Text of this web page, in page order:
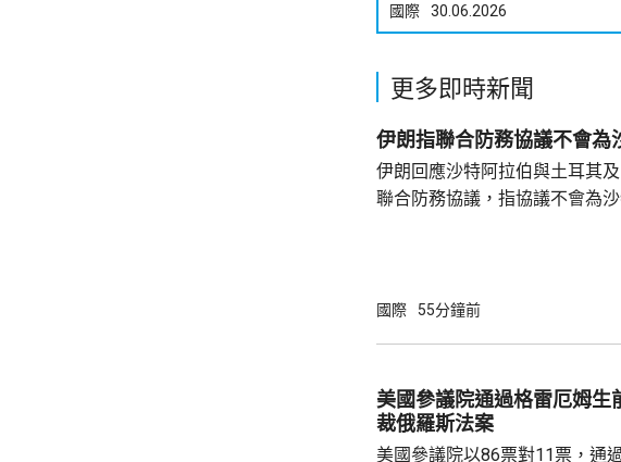
國際 30.06.2026
更多即時新聞
伊朗指聯合防務協議不會為
伊朗回應沙特阿拉伯與土耳其
聯合防務協議，指協議不會為沙
果改變政策，就不必向他人乞求安全
據沙特與土耳其及巴基斯坦簽
議，如果三國中任何一國遭受
國際 55分鐘前
美國參議院通過格雷厄姆生
裁俄羅斯法案
美國參議院以86票對11票，通